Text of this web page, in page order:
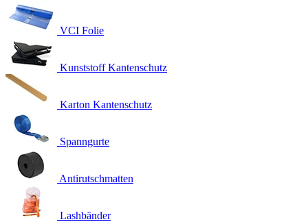
VCI Folie
Kunststoff Kantenschutz
Karton Kantenschutz
Spanngurte
Antirutschmatten
Lashbänder